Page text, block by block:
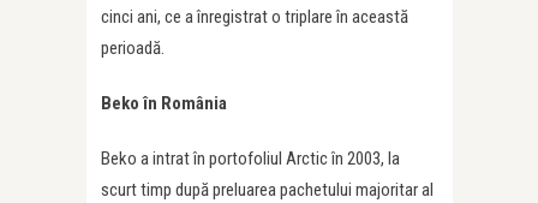
cinci ani, ce a înregistrat o triplare în această
perioadă.
Beko în România
Beko a intrat în portofoliul Arctic în 2003, la
scurt timp după preluarea pachetului majoritar al